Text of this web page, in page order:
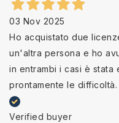
03 Nov 2025
Ho acquistato due
un'altra persona e ho
in entrambi i casi è stata
prontamente le difficoltà.
Verified buyer